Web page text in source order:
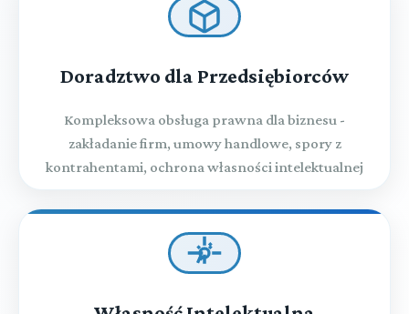
Doradztwo dla Przedsiębiorców
Kompleksowa obsługa prawna dla biznesu -
zakładanie firm, umowy handlowe, spory z
kontrahentami, ochrona własności intelektualnej